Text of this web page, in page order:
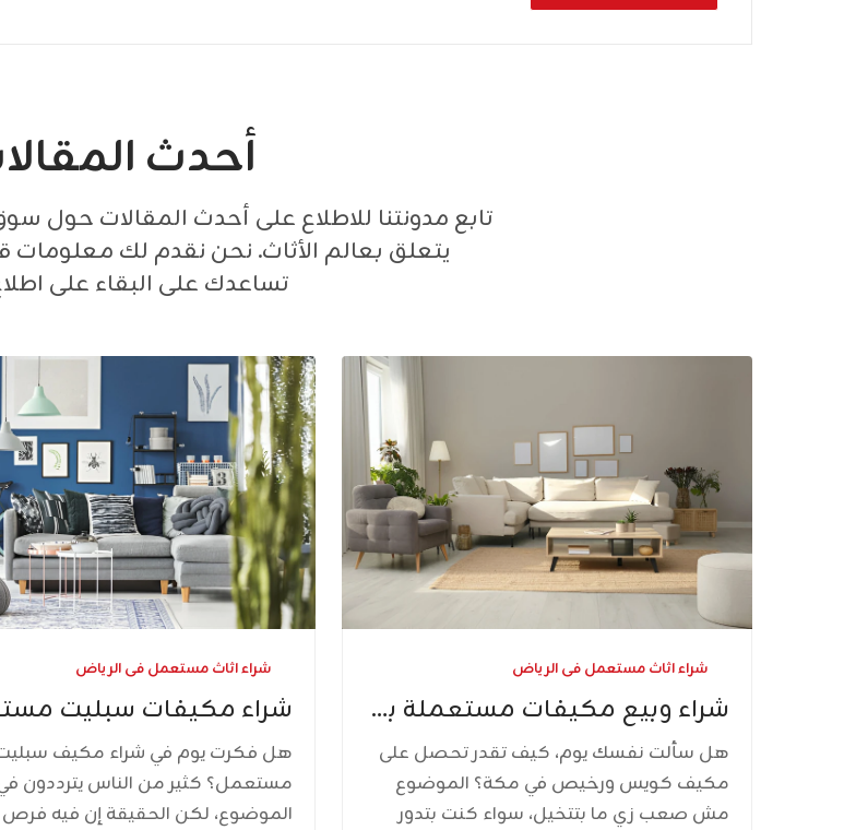
أحدث
تابع مدونتنا للاطلاع على أحدث المقالات حول
يتعلق بعالم الأثاث. نحن نقدم لك معلومات
تساعدك على البقاء على
شراء اثاث مستعمل فى الرياض
شراء وبيع مكيفات مستعملة بمكة​
هل سألت نفسك يوم، كيف تقدر تحصل على
مكيف كويس ورخيص في مكة؟ الموضوع
مش صعب زي ما بتتخيل، سواء كنت بتدور
شراء اثاث مستعمل فى الرياض
شراء مكيفات سبليت
هل فكرت يوم في شراء مكيف
مستعمل؟ كثير من الناس يترددون
الموضوع، لكن الحقيقة إن فيه